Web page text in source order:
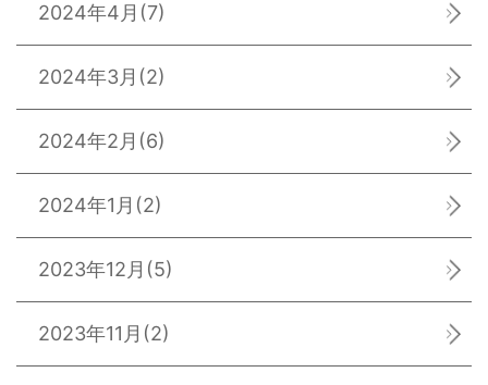
2024年4月 (7)
2024年3月 (2)
2024年2月 (6)
2024年1月 (2)
2023年12月 (5)
2023年11月 (2)